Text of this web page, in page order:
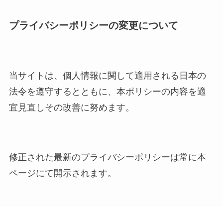
プライバシーポリシーの変更について
当サイトは、個人情報に関して適用される日本の
法令を遵守するとともに、本ポリシーの内容を適
宜見直しその改善に努めます。
修正された最新のプライバシーポリシーは常に本
ページにて開示されます。